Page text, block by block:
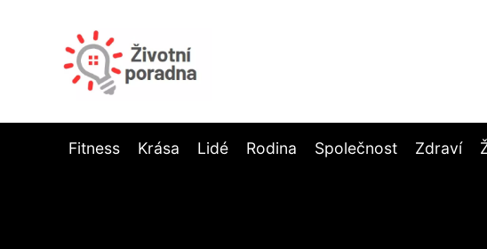
Fitness Krása Lidé Rodina Společnost Zdraví